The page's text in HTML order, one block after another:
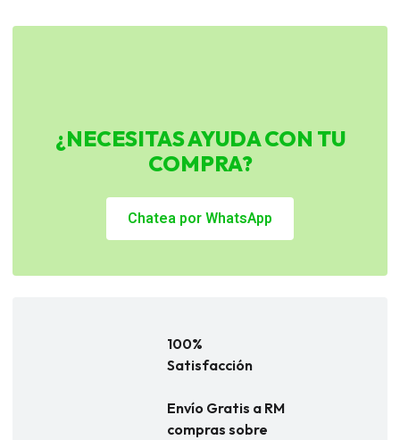
¿NECESITAS AYUDA CON TU
COMPRA?
Chatea por WhatsApp
100%
Satisfacción
Envío Gratis a RM
compras sobre